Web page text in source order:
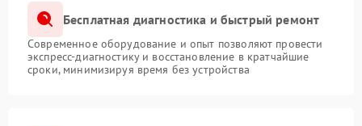
Бесплатная диагностика и быстрый ремонт
Современное оборудование и опыт позволяют провести
экспресс-диагностику и восстановление в кратчайшие
сроки, минимизируя время без устройства